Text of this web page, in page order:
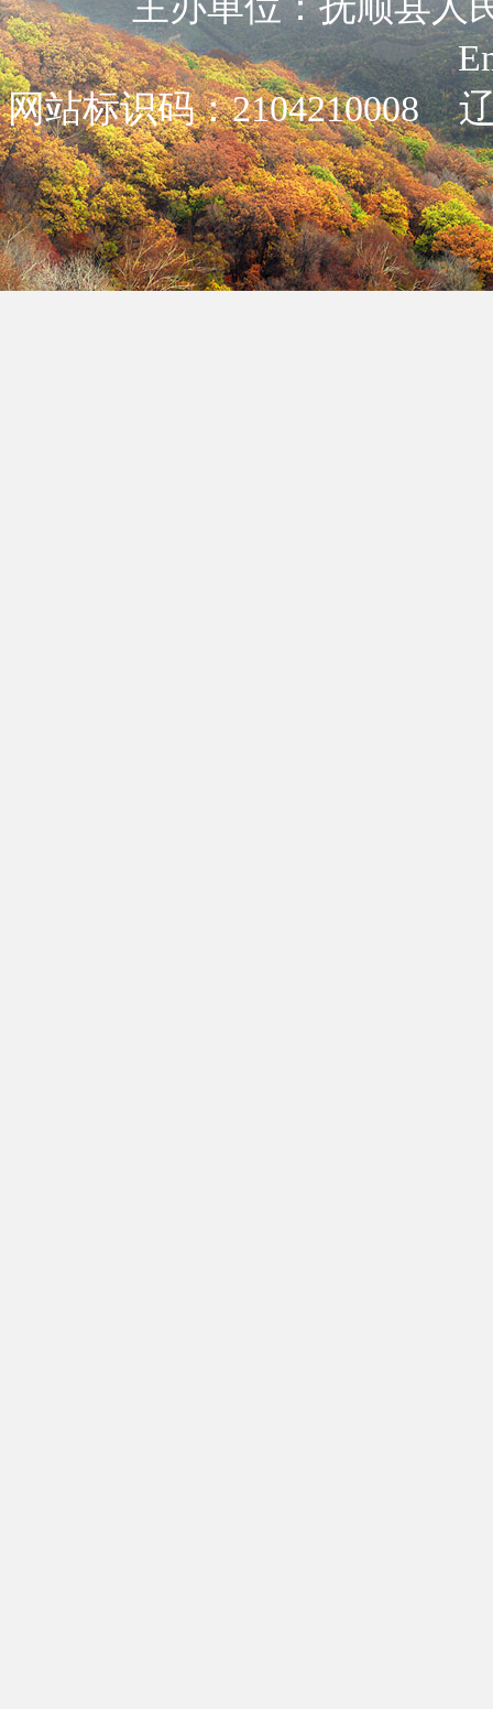
网站标识码：2104210008